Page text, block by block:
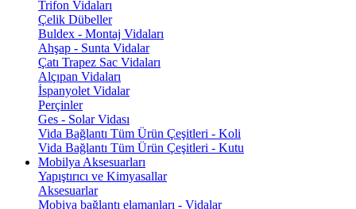
Trifon Vidaları
Çelik Dübeller
Buldex - Montaj Vidaları
Ahşap - Sunta Vidalar
Çatı Trapez Sac Vidaları
Alçıpan Vidaları
İspanyolet Vidalar
Perçinler
Ges - Solar Vidası
Vida Bağlantı Tüm Ürün Çeşitleri - Koli
Vida Bağlantı Tüm Ürün Çeşitleri - Kutu
Mobilya Aksesuarları
Yapıştırıcı ve Kimyasallar
Aksesuarlar
Mobiya bağlantı elamanları - Vidalar